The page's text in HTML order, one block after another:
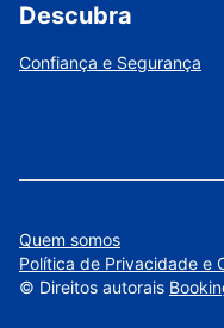
Descubra
Confiança e Segurança
Quem somos
Política de Privacidade e
© Direitos autorais